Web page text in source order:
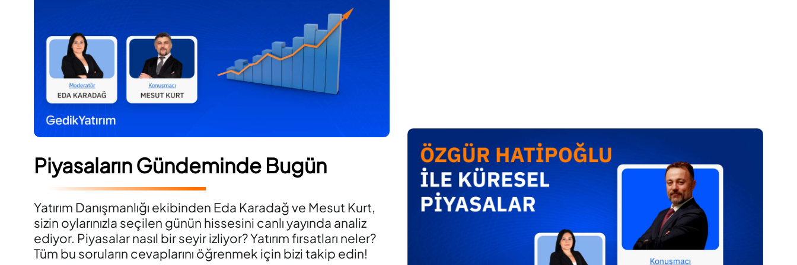
Piyasaların Gündeminde Bugün
Yatırım Danışmanlığı ekibinden Eda Karadağ ve Mesut Kurt,
sizin oylarınızla seçilen günün hissesini canlı yayında analiz
ediyor. Piyasalar nasıl bir seyir izliyor? Yatırım fırsatları neler?
Tüm bu soruların cevaplarını öğrenmek için bizi takip edin!